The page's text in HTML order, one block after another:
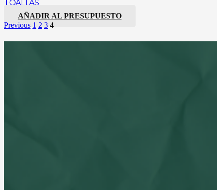
TOALLAS
AÑADIR AL PRESUPUESTO
Previous 1 2 3 4